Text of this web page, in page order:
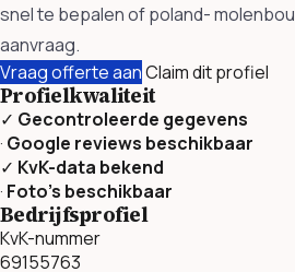
snel te bepalen of poland-
aanvraag.
Vraag offerte aanClaim dit profiel
Profielkwaliteit
✓ Gecontroleerde gegevens
· Google reviews beschikbaar
✓ KvK-data bekend
· Foto’s beschikbaar
Bedrijfsprofiel
KvK-nummer
69155763